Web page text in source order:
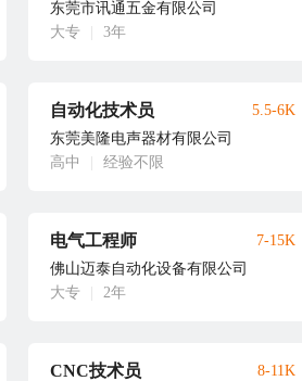
东莞市讯通五金有限公司
大专
3年
自动化技术员
东莞美隆电声器材有限公司
高中
经验不限
5.5-6K
电气工程师
佛山迈泰自动化设备有限公司
大专
2年
7-15K
CNC技术员 8-11K